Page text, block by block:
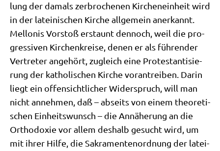
lung der damals zer­bro­che­nen Kir­chen­ein­heit wird
in der latei­ni­schen Kir­che all­ge­mein aner­kannt.
Mel­lo­nis Vor­stoß erstaunt den­noch, weil die pro­
gres­si­ven Kir­chen­krei­se, denen er als füh­ren­der
Ver­tre­ter ange­hört, zugleich eine Pro­te­stan­ti­sie­
rung der katho­li­schen Kir­che vor­an­trei­ben. Dar­in
liegt ein offen­sicht­li­cher Wider­spruch, will man
nicht anneh­men, daß – abseits von einem theo­re­ti­
schen Ein­heits­wunsch – die Annä­he­rung an die
Ortho­do­xie vor allem des­halb gesucht wird, um
mit ihrer Hil­fe, die Sakra­men­ten­ord­nung der latei­